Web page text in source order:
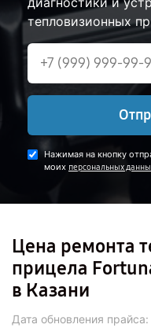
тепловизионных
Нажимая на кнопку
моих персональных
Цена ремонта
прицела
в Казани
Дата обновления прайса: